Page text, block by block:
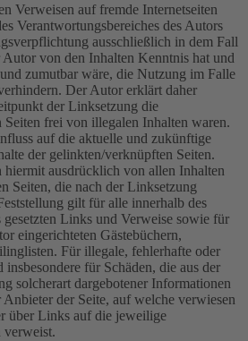
Verweisen auf fremde Internetseiten
Verantwortungsbereiches des Autors
ausschließlich in dem Fall
von den Inhalten Kenntnis hat und
zumutbar wäre, die Nutzung im Falle
Der Autor erklärt daher
der Linksetzung die
Seiten frei von illegalen Inhalten waren.
auf die aktuelle und zukünftige
der gelinkten/verknüpften Seiten.
hiermit ausdrücklich von allen Inhalten
Seiten, die nach der Linksetzung
gilt für alle innerhalb des
gesetzten Links und Verweise sowie für
eingerichteten Gästebüchern,
Für illegale, fehlerhafte oder
für Schäden, die aus der
solcherart dargebotener Informationen
Anbieter der Seite, auf welche verwiesen
über Links auf die jeweilige